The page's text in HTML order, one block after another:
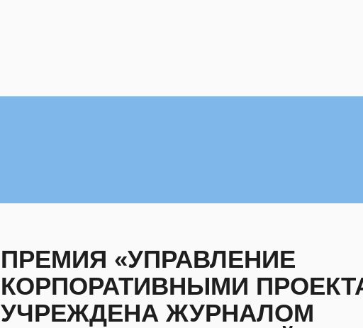
ПРЕМИЯ «УПРАВЛЕНИЕ
КОРПОРАТИВНЫМИ
УЧРЕЖДЕНА ЖУРНАЛОМ